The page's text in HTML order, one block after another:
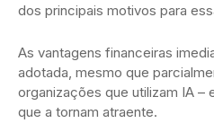
dos principais motivos para
As vantagens financeiras
adotada, mesmo que
organizações que utilizam IA –
que a tornam atraente.